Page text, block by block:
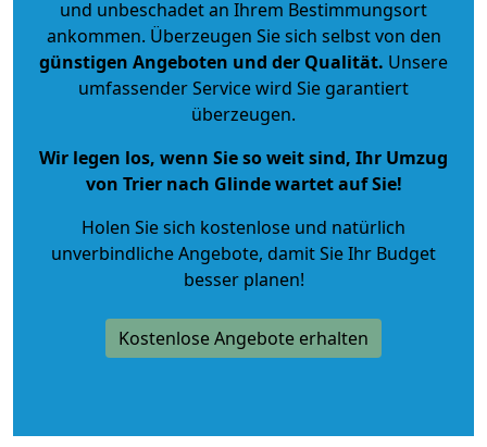
und unbeschadet an Ihrem Bestimmungsort
ankommen. Überzeugen Sie sich selbst von den
günstigen Angeboten und der Qualität. Unsere
umfassender Service wird Sie garantiert
überzeugen.
Wir legen los, wenn Sie so weit sind, Ihr Umzug
von Trier nach Glinde wartet auf Sie!
Holen Sie sich kostenlose und natürlich
unverbindliche Angebote, damit Sie Ihr Budget
besser planen!
Kostenlose Angebote erhalten